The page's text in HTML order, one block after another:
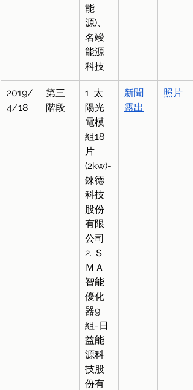
能
源)、
名竣
能源
科技
2019/
4/18
第三
階段
1. 太
陽光
電模
組18
片
(2kw)-
錸德
科技
股份
有限
公司
2. Ｓ
ＭＡ
智能
優化
器9
組-日
益能
源科
技股
份有
新聞
露出
照片